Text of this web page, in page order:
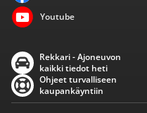
Youtube
Rekkari - Ajoneuvon
kaikki tiedot heti
Ohjeet turvalliseen
kaupankäyntiin